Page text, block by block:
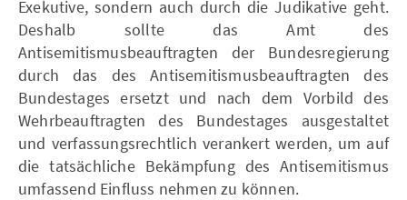
Exekutive, sondern auch durch die Judikative geht.
Deshalb sollte das Amt des
Antisemitismusbeauftragten der Bundesregierung
durch das des Antisemitismusbeauftragten des
Bundestages ersetzt und nach dem Vorbild des
Wehrbeauftragten des Bundestages ausgestaltet
und verfassungsrechtlich verankert werden, um auf
die tatsächliche Bekämpfung des Antisemitismus
umfassend Einfluss nehmen zu können.